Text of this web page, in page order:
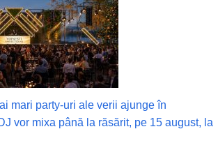
mari party-uri ale verii ajunge în
vor mixa până la răsărit, pe 15 august, la